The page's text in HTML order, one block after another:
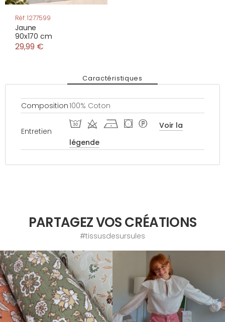
Réf: 1277599
Jaune
90x170 cm
29,99 €
Caractéristiques
Composition100% Coton
Entretien
T d h ( *
Voir la
légende
PARTAGEZ VOS CRÉATIONS
#tissusdesursules